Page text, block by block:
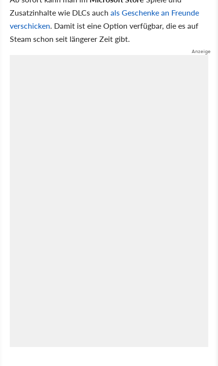
Zusatzinhalte wie DLCs auch als Geschenke an Freunde
verschicken. Damit ist eine Option verfügbar, die es auf
Steam schon seit längerer Zeit gibt.